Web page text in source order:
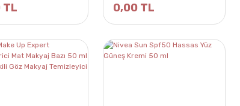
TL 0,00 TL